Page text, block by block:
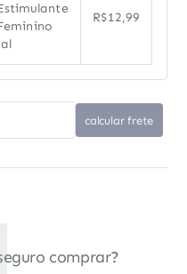
R$12,99
comprar?